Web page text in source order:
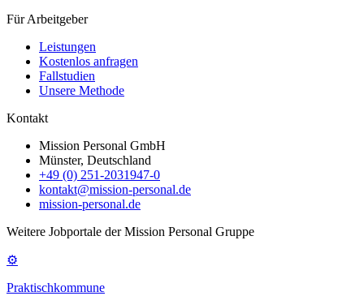
Für Arbeitgeber
Leistungen
Kostenlos anfragen
Fallstudien
Unsere Methode
Kontakt
Mission Personal GmbH
Münster, Deutschland
+49 (0) 251-2031947-0
kontakt@mission-personal.de
mission-personal.de
Weitere Jobportale der Mission Personal Gruppe
⚙
Praktischkommune